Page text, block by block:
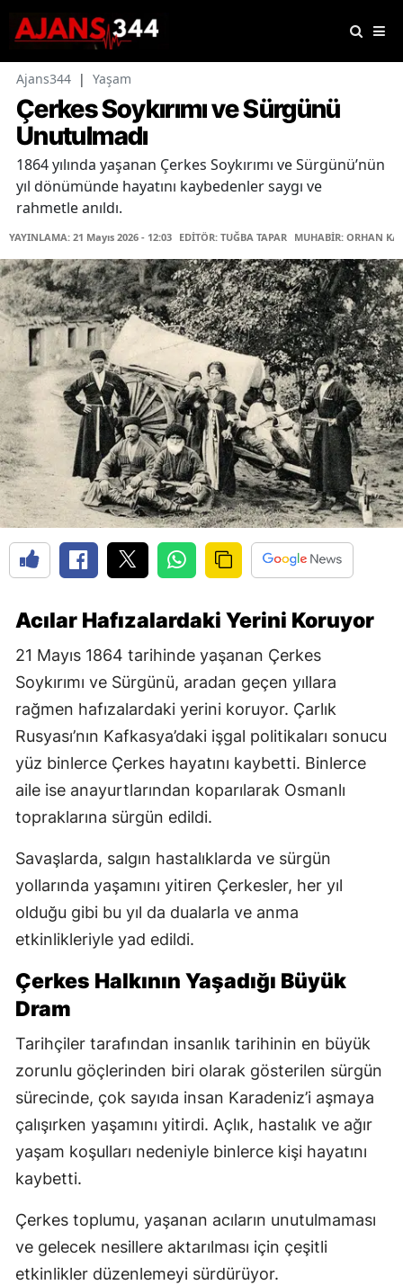
Ajans344 | Yaşam
Çerkes Soykırımı ve Sürgünü
Unutulmadı
1864 yılında yaşanan Çerkes Soykırımı ve Sürgünü’nün
yıl dönümünde hayatını kaybedenler saygı ve
rahmetle anıldı.
YAYINLAMA: 21 Mayıs 2026 - 12:03 EDİTÖR: TUĞBA TAPAR MUHABİR: ORHAN
Acılar Hafızalardaki Yerini Koruyor
21 Mayıs 1864 tarihinde yaşanan Çerkes
Soykırımı ve Sürgünü, aradan geçen yıllara
rağmen hafızalardaki yerini koruyor. Çarlık
Rusyası’nın Kafkasya’daki işgal politikaları sonucu
yüz binlerce Çerkes hayatını kaybetti. Binlerce
aile ise anayurtlarından koparılarak Osmanlı
topraklarına sürgün edildi.
Savaşlarda, salgın hastalıklarda ve sürgün
yollarında yaşamını yitiren Çerkesler, her yıl
olduğu gibi bu yıl da dualarla ve anma
etkinlikleriyle yad edildi.
Çerkes Halkının Yaşadığı Büyük
Dram
Tarihçiler tarafından insanlık tarihinin en büyük
zorunlu göçlerinden biri olarak gösterilen sürgün
sürecinde, çok sayıda insan Karadeniz’i aşmaya
çalışırken yaşamını yitirdi. Açlık, hastalık ve ağır
yaşam koşulları nedeniyle binlerce kişi hayatını
kaybetti.
Çerkes toplumu, yaşanan acıların unutulmaması
ve gelecek nesillere aktarılması için çeşitli
etkinlikler düzenlemeyi sürdürüyor.